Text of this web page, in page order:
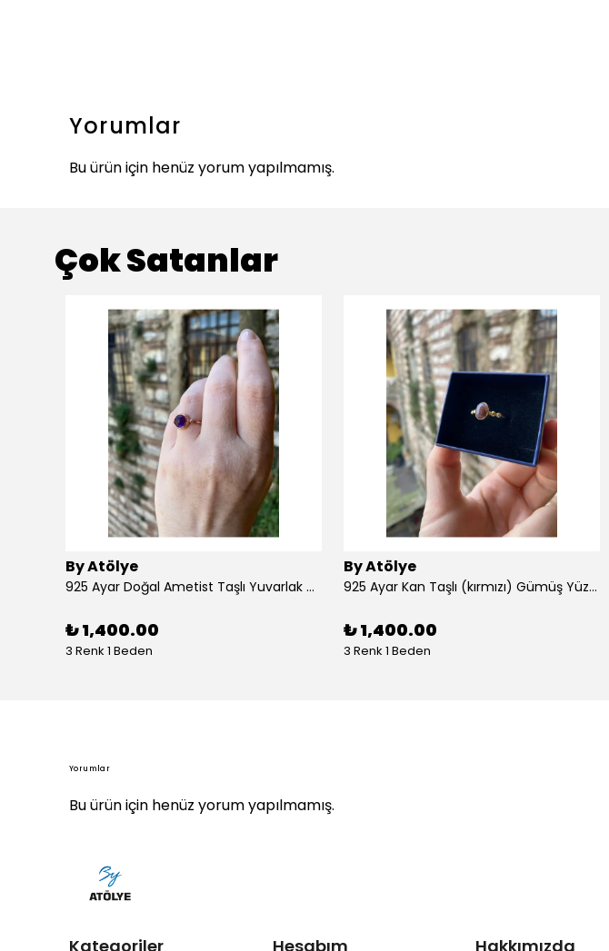
Yorumlar
Bu ürün için henüz yorum yapılmamış.
Çok Satanlar
By Atölye
925 Ayar Doğal Ametist Taşlı Yuvarlak Gümüş Yüzük
₺ 1,400.00
3 Renk 1 Beden
By Atölye
925 Ayar Kan Taşlı (kırmızı) Gümüş Yüzük
₺ 1,400.00
3 Renk 1 Beden
Yorumlar
Bu ürün için henüz yorum yapılmamış.
Kategoriler Hesabım Hakkımızda